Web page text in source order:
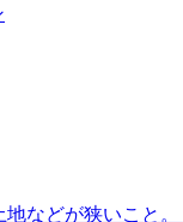
などが狭いこと